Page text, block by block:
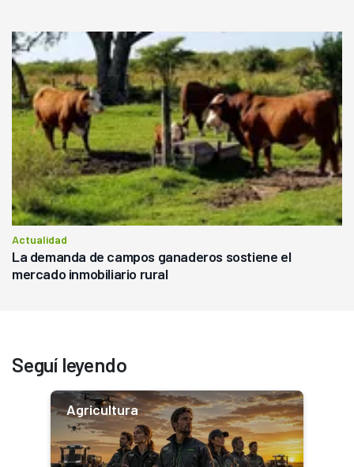
Actualidad
La demanda de campos ganaderos sostiene el
mercado inmobiliario rural
Seguí leyendo
Agricultura